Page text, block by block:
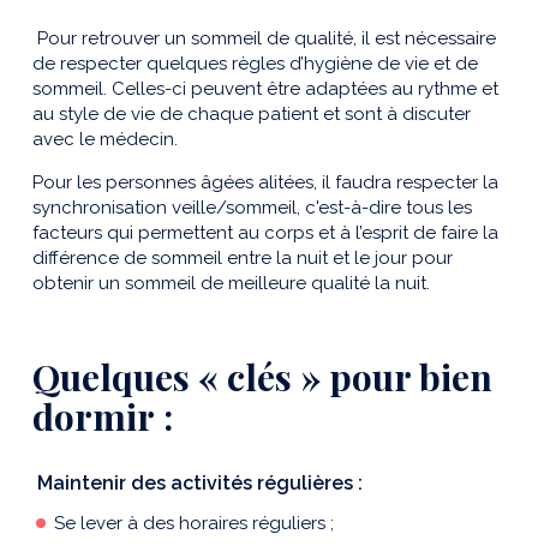
Pour retrouver un sommeil de qualité, il est nécessaire
de respecter quelques règles d’hygiène de vie et de
sommeil. Celles-ci peuvent être adaptées au rythme et
au style de vie de chaque patient et sont à discuter
avec le médecin.
Pour les personnes âgées alitées, il faudra respecter la
synchronisation veille/sommeil, c'est-à-dire tous les
facteurs qui permettent au corps et à l’esprit de faire la
différence de sommeil entre la nuit et le jour pour
obtenir un sommeil de meilleure qualité la nuit.
Quelques « clés » pour bien
dormir :
Maintenir des activités régulières :
Se lever à des horaires réguliers ;